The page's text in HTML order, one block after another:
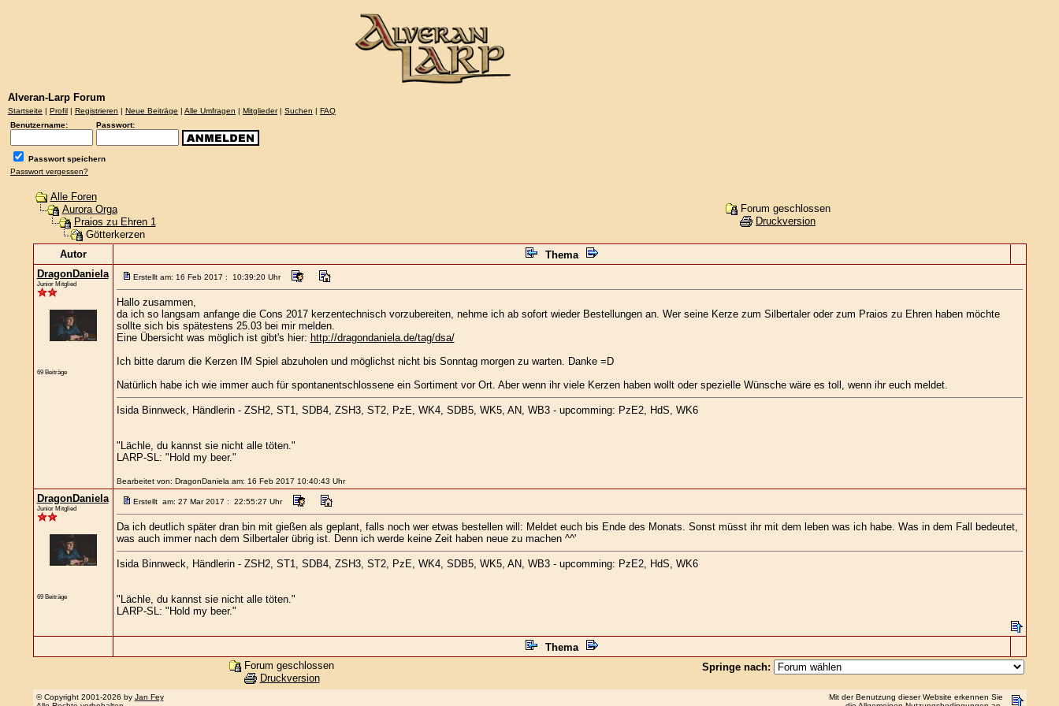
Alveran-Larp Forum
Startseite | Profil | Registrieren | Neue Beiträge | Alle Umfragen | Mitglieder| Suchen | FAQ
Benutzername:
Passwort:
Passwort speichern
Passwort vergessen?
Alle Foren
Aurora Orga
Praios zu Ehren 1
Götterkerzen
Forum geschlossen
Druckversion
Autor
Thema
DragonDaniela
Junior Mitglied
69 Beiträge
Erstellt am: 16 Feb 2017 : 10:39:20 Uhr
Hallo zusammen,
da ich so langsam anfange die Cons 2017 kerzentechnisch vorzubereiten, nehme ich ab sofort wieder Bestellungen an. Wer seine Kerze zum Silbertaler oder zum Praios zu Ehren haben möchte
sollte sich bis spätestens 25.03 bei mir melden.
Eine Übersicht was möglich ist gibt's hier: http://dragondaniela.de/tag/dsa/
Ich bitte darum die Kerzen IM Spiel abzuholen und möglichst nicht bis Sonntag morgen zu warten. Danke =D
Natürlich habe ich wie immer auch für spontanentschlossene ein Sortiment vor Ort. Aber wenn ihr viele Kerzen haben wollt oder spezielle Wünsche wäre es toll, wenn ihr euch meldet.
Isida Binnweck, Händlerin - ZSH2, ST1, SDB4, ZSH3, ST2, PzE, WK4, SDB5, WK5, AN, WB3 - upcomming: PzE2, HdS, WK6
"Lächle, du kannst sie nicht alle töten."
LARP-SL: "Hold my beer."
Bearbeitet von: DragonDaniela am: 16 Feb 2017 10:40:43 Uhr
DragonDaniela
Junior Mitglied
69 Beiträge
Erstellt am: 27 Mar 2017 : 22:55:27 Uhr
Da ich deutlich später dran bin mit gießen als geplant, falls noch wer etwas bestellen will: Meldet euch bis Ende des Monats. Sonst müsst ihr mit dem leben was ich habe. Was in dem Fall bedeutet,
was auch immer nach dem Silbertaler übrig ist. Denn ich werde keine Zeit haben neue zu machen ^^'
Isida Binnweck, Händlerin - ZSH2, ST1, SDB4, ZSH3, ST2, PzE, WK4, SDB5, WK5, AN, WB3 - upcomming: PzE2, HdS, WK6
"Lächle, du kannst sie nicht alle töten."
LARP-SL: "Hold my beer."
Thema
Forum geschlossen
Druckversion
Springe nach:
© Copyright 2001-2026 by Jan Fey
Mit der Benutzung dieser Website erkennen Sie